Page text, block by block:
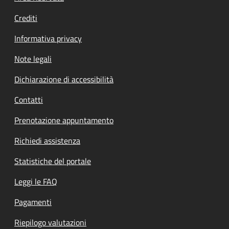
Crediti
Informativa privacy
Note legali
Dichiarazione di accessibilità
Contatti
Prenotazione appuntamento
Richiedi assistenza
Statistiche del portale
Leggi le FAQ
Pagamenti
Riepilogo valutazioni